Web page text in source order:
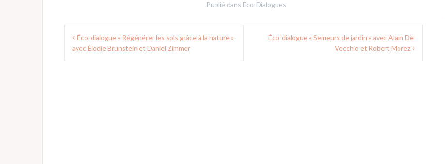
Publié dans Eco-Dialogues
Navigation
de Éco-dialogue « Régénérer les sols grâce à la nature »
avec Élodie Brunstein et Daniel Zimmer
Éco-dialogue « Semeurs de jardin » avec Alain Del
Vecchio et Robert Morez